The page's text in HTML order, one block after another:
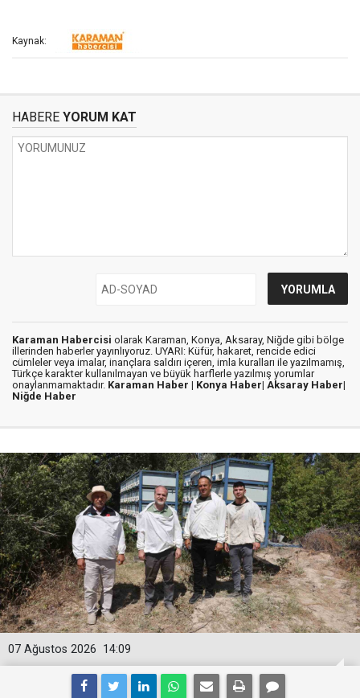
Kaynak:
HABERE YORUM KAT
Karaman Habercisi olarak Karaman, Konya, Aksaray, Niğde gibi bölge
illerinden haberler yayınlıyoruz. UYARI: Küfür, hakaret, rencide edici
cümleler veya imalar, inançlara saldırı içeren, imla kuralları ile yazılmamış,
Türkçe karakter kullanılmayan ve büyük harflerle yazılmış yorumlar
onaylanmamaktadır. Karaman Haber | Konya Haber| Aksaray Haber|
Niğde Haber
14:09
07 Ağustos 2026